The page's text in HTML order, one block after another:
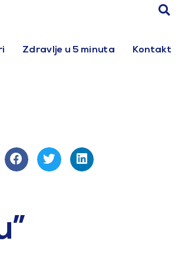
Zdravlje u 5 minuta Kontakt